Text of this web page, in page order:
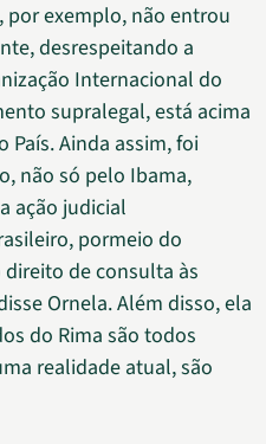
exemplo, não entrou
desrespeitando a
Internacional do
supralegal, está acima
País. Ainda assim, foi
não só pelo Ibama,
ação judicial
pormeio do
de consulta às
Ornela. Além disso, ela
do Rima são todos
realidade atual, são